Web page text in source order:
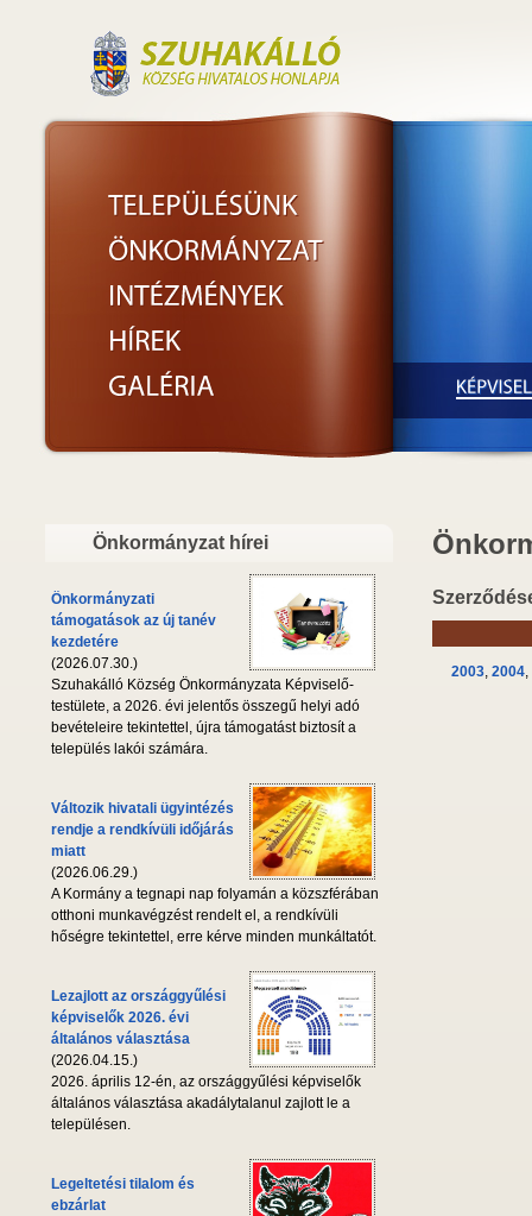
Önkormányzat hírei
Önkormányzati
támogatások az új tanév
kezdetére
(2026.07.30.)
Szuhakálló Község Önkormányzata Képviselő-
testülete, a 2026. évi jelentős összegű helyi adó
bevételeire tekintettel, újra támogatást biztosít a
település lakói számára.
Változik hivatali ügyintézés
rendje a rendkívüli időjárás
miatt
(2026.06.29.)
A Kormány a tegnapi nap folyamán a közszférában
otthoni munkavégzést rendelt el, a rendkívüli
hőségre tekintettel, erre kérve minden munkáltatót.
Lezajlott az országgyűlési
képviselők 2026. évi
általános választása
(2026.04.15.)
2026. április 12-én, az országgyűlési képviselők
általános választása akadálytalanul zajlott le a
településen.
Legeltetési tilalom és
ebzárlat
2003, 2004,